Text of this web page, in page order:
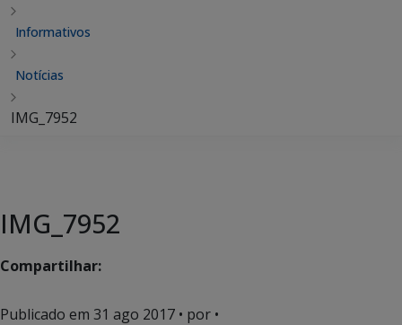
Informativos
Notícias
IMG_7952
IMG_7952
Compartilhar:
Publicado em 31 ago 2017 • por •